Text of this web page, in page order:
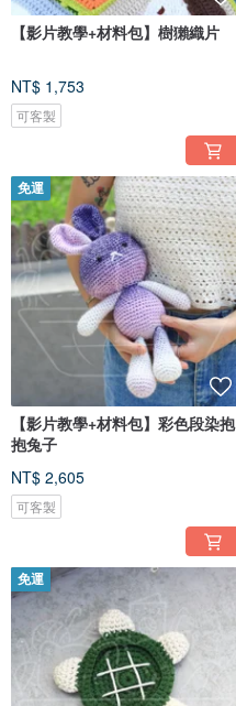
【影片教學+材料包】樹獺織片
NT$ 1,753
可客製
免運
【影片教學+材料包】彩色段染抱
抱兔子
NT$ 2,605
可客製
免運